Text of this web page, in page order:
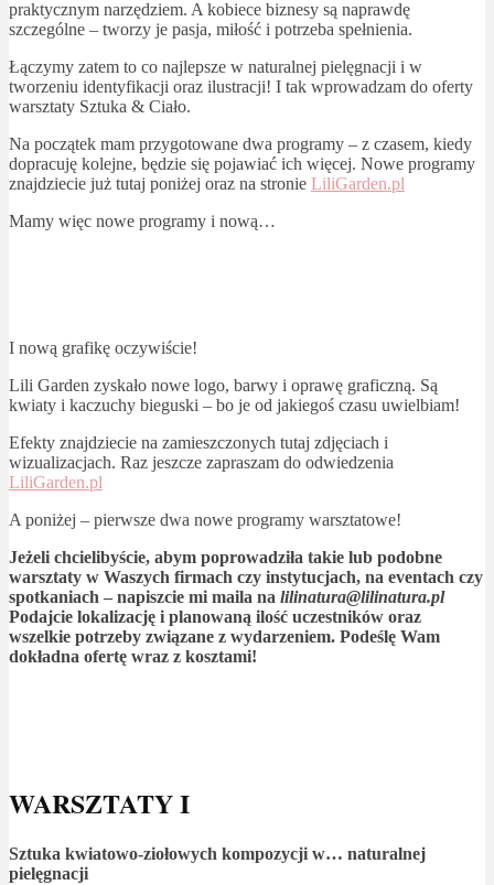
praktycznym narzędziem. A kobiece biznesy są naprawdę
szczególne – tworzy je pasja, miłość i potrzeba spełnienia.
Łączymy zatem to co najlepsze w naturalnej pielęgnacji i w
tworzeniu identyfikacji oraz ilustracji! I tak wprowadzam do oferty
warsztaty Sztuka & Ciało.
Na początek mam przygotowane dwa programy – z czasem, kiedy
dopracuję kolejne, będzie się pojawiać ich więcej. Nowe programy
znajdziecie już tutaj poniżej oraz na stronie LiliGarden.pl
Mamy więc nowe programy i nową…
I nową grafikę oczywiście!
Lili Garden zyskało nowe logo, barwy i oprawę graficzną. Są
kwiaty i kaczuchy bieguski – bo je od jakiegoś czasu uwielbiam!
Efekty znajdziecie na zamieszczonych tutaj zdjęciach i
wizualizacjach. Raz jeszcze zapraszam do odwiedzenia
LiliGarden.pl
A poniżej – pierwsze dwa nowe programy warsztatowe!
Jeżeli chcielibyście, abym poprowadziła takie lub podobne
warsztaty w Waszych firmach czy instytucjach, na eventach czy
spotkaniach – napiszcie mi maila na lilinatura@lilinatura.pl
Podajcie lokalizację i planowaną ilość uczestników oraz
wszelkie potrzeby związane z wydarzeniem. Podeślę Wam
dokładna ofertę wraz z kosztami!
WARSZTATY I
Sztuka kwiatowo-ziołowych kompozycji w… naturalnej
pielęgnacji